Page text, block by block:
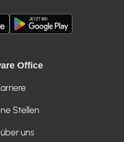
Office
Stellen
uns